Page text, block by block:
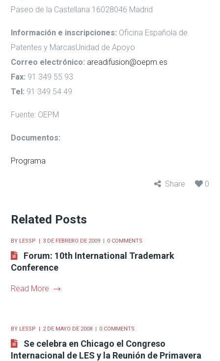
Paseo de la Castellana 16028046 Madrid
Información e inscripciones: Oficina Española de
Patentes y MarcasUnidad de Apoyo
Correo electrónico: areadifusion@oepm.es
Fax: 91 349 55 93
Tel: 91 349 54 49
Fuente: OEPM
Documentos:
Programa
Share 0
Related Posts
BY LESSP 3 DE FEBRERO DE 2009 0 COMMENTS
Forum: 10th International Trademark
Conference
Read More
BY LESSP 2 DE MAYO DE 2008 0 COMMENTS
Se celebra en Chicago el Congreso
Internacional de LES y la Reunión de Primavera